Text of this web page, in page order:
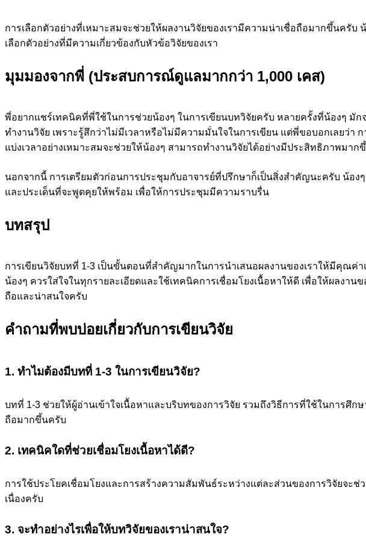
การเลือกตัวอย่างที่เหมาะสมจะช่วยให้ผลงานวิจัยของเรามีความน่าเชื่อถือมากขึ้นครับ
เลือกตัวอย่างที่มีความเกี่ยวข้องกับหัวข้อวิจัยของเรา
มุมมองจากพี่ (ประสบการณ์ดูแลมากกว่า 1,000 เคส)
พี่อยากแชร์เทคนิคที่พี่ใช้ในการช่วยน้องๆ ในการเขียนบทวิจัยครับ หลายครั้งที่น้องๆ มัก
ทำงานวิจัย เพราะรู้สึกว่าไม่มีเวลาหรือไม่มีความมั่นใจในการเขียน แต่พี่ขอบอกเลยว่า
แบ่งเวลาอย่างเหมาะสมจะช่วยให้น้องๆ สามารถทำงานวิจัยได้อย่างมีประสิทธิภาพมาก
นอกจากนี้ การเตรียมตัวก่อนการประชุมกับอาจารย์ที่ปรึกษาก็เป็นสิ่งสำคัญนะครับ น้อง
และประเด็นที่จะพูดคุยให้พร้อม เพื่อให้การประชุมมีความราบรื่น
บทสรุป
การเขียนวิจัยบทที่ 1-3 เป็นขั้นตอนที่สำคัญมากในการนำเสนอผลงานของเราให้มีคุณค่
น้องๆ ควรใส่ใจในทุกรายละเอียดและใช้เทคนิคการเชื่อมโยงเนื้อหาให้ดี เพื่อให้ผลงานข
ถือและน่าสนใจครับ
คำถามที่พบบ่อยเกี่ยวกับการเขียนวิจัย
1. ทำไมต้องมีบทที่ 1-3 ในการเขียนวิจัย?
บทที่ 1-3 ช่วยให้ผู้อ่านเข้าใจเนื้อหาและบริบทของการวิจัย รวมถึงวิธีการที่ใช้ในการศึก
ถือมากขึ้นครับ
2. เทคนิคใดที่ช่วยเชื่อมโยงเนื้อหาได้ดี?
การใช้ประโยคเชื่อมโยงและการสร้างความสัมพันธ์ระหว่างแต่ละส่วนของการวิจัยจะช่
เนื่องครับ
3. จะทำอย่างไรเพื่อให้บทวิจัยของเราน่าสนใจ?